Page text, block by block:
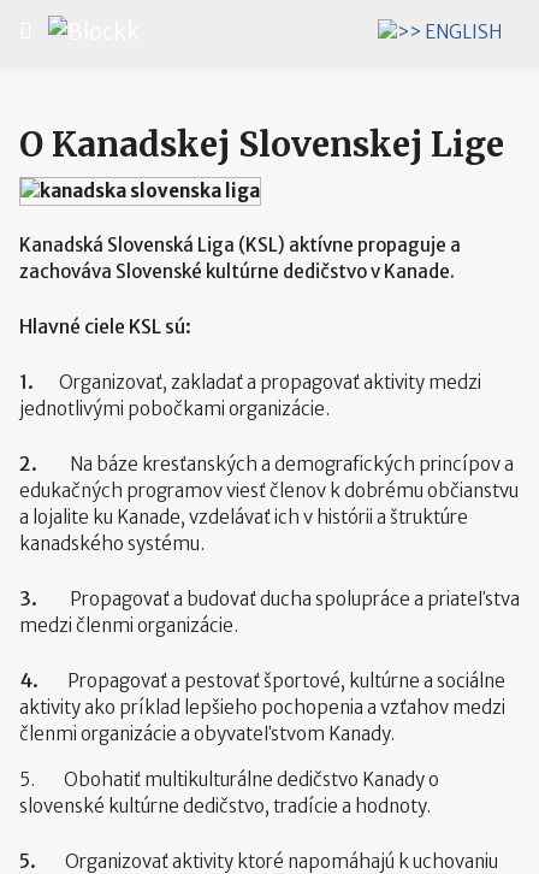
Vyberte váš jazyk
O Kanadskej Slovenskej Lige
Kanadská Slovenská Liga (KSL) aktívne propaguje a
zachováva Slovenské kultúrne dedičstvo v Kanade.
Hlavné ciele KSL sú:
1.
Organizovať, zakladať a propagovať aktivity medzi
jednotlivými pobočkami organizácie.
2.
Na báze kresťanských a demografických princípov a
edukačných programov viesť členov k dobrému občianstvu
a lojalite ku Kanade, vzdelávať ich v histórii a štruktúre
kanadského systému.
3.
Propagovať a budovať ducha spolupráce a priateľstva
medzi členmi organizácie.
4.
Propagovať a pestovať športové, kultúrne a sociálne
aktivity ako príklad lepšieho pochopenia a vzťahov medzi
členmi organizácie a obyvateľstvom Kanady.
5. Obohatiť multikulturálne dedičstvo Kanady o
slovenské kultúrne dedičstvo, tradície a hodnoty.
5.
Organizovať aktivity ktoré napomáhajú k uchovaniu